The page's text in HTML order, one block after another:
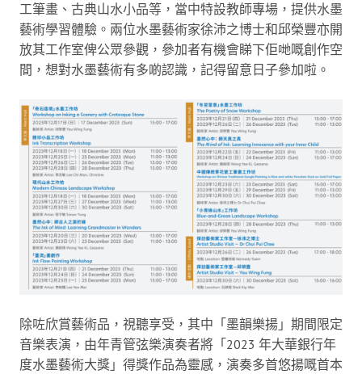
工筆畫、古典山水小品等，當中特設教師專場，提供水墨
藝術學習體驗。兩位水墨藝術家徐沛之博士和邱榮豐亦開
放其工作室俾公眾參觀，參加者有機會睇下佢哋嘅創作空
間，想對水墨藝術有多啲認識，記得留意日子參加啦。
除咗欣賞藝術品，視聽享受，其中「墨韻樂揚」期間限定
音樂表演，由年青管弦樂演奏者將「2023 年大華銀行年
度水墨藝術大獎」得獎作品為靈感，演奏多首悠揚嘅首本